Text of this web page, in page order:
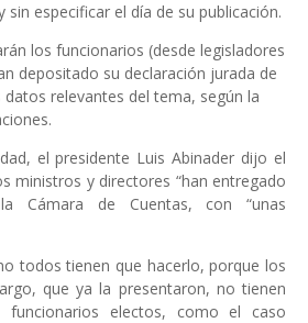
especificar el día de su publicación.
los funcionarios (desde legisladores
depositado su declaración jurada de
relevantes del tema, según la
el presidente Luis Abinader dijo el
ministros y directores “han entregado
Cámara de Cuentas, con “unas
todos tienen que hacerlo, porque los
que ya la presentaron, no tienen
funcionarios electos, como el caso